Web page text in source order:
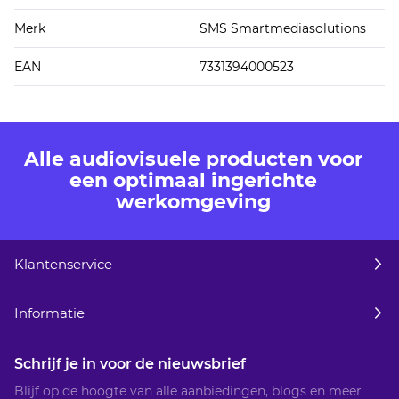
Merk SMS Smartmediasolutions
EAN 7331394000523
Alle audiovisuele producten voor
een optimaal ingerichte
werkomgeving
Klantenservice
Informatie
Schrijf je in voor de nieuwsbrief
Blijf op de hoogte van alle aanbiedingen, blogs en meer